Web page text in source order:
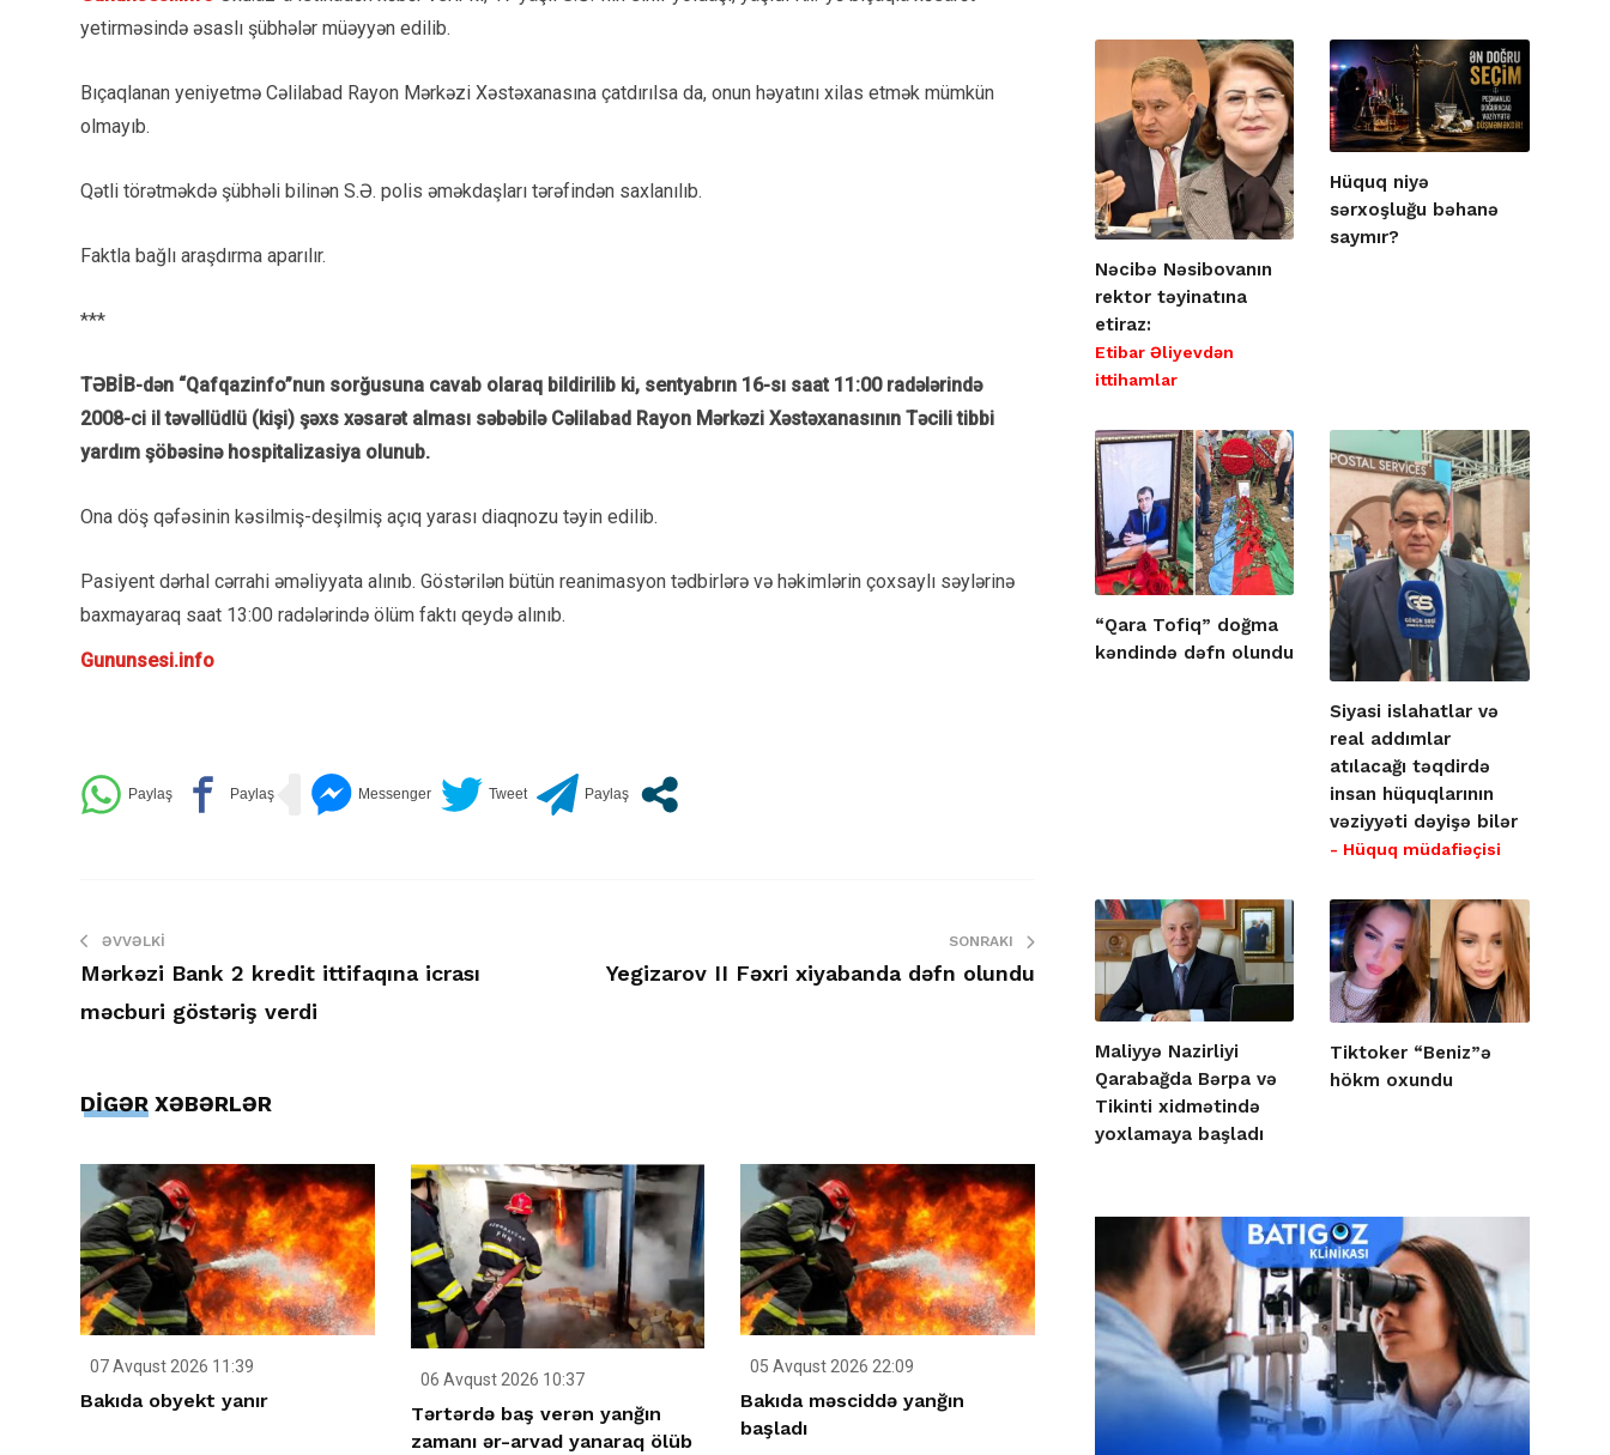
yetirməsində əsaslı şübhələr müəyyən edilib.
Bıçaqlanan yeniyetmə Cəlilabad Rayon Mərkəzi Xəstəxanasına çatdırılsa da, onun həyatını xilas etmək mümkün
olmayıb.
Qətli törətməkdə şübhəli bilinən S.Ə. polis əməkdaşları tərəfindən saxlanılıb.
Faktla bağlı araşdırma aparılır.
***
TƏBİB-dən “Qafqazinfo”nun sorğusuna cavab olaraq bildirilib ki, sentyabrın 16-sı saat 11:00 radələrində
2008-ci il təvəllüdlü (kişi) şəxs xəsarət alması səbəbilə Cəlilabad Rayon Mərkəzi Xəstəxanasının Təcili tibbi
yardım şöbəsinə hospitalizasiya olunub.
Ona döş qəfəsinin kəsilmiş-deşilmiş açıq yarası diaqnozu təyin edilib.
Pasiyent dərhal cərrahi əməliyyata alınıb. Göstərilən bütün reanimasyon tədbirlərə və həkimlərin çoxsaylı səylərinə
baxmayaraq saat 13:00 radələrində ölüm faktı qeydə alınıb.
Gununsesi.info
ƏVVƏLKI
Mərkəzi Bank 2 kredit ittifaqına icrası
məcburi göstəriş verdi
SONRAKI
Yegizarov II Fəxri xiyabanda dəfn olundu
DİGƏR XƏBƏRLƏR
07 Avqust 2026 11:39
Bakıda obyekt yanır
06 Avqust 2026 10:37
Tərtərdə baş verən yanğın
zamanı ər-arvad yanaraq ölüb
05 Avqust 2026 22:09
Bakıda məsciddə yanğın
başladı
Nəcibə Nəsibovanın
rektor təyinatına
etiraz:
Etibar Əliyevdən
ittihamlar
Hüquq niyə
sərxoşluğu bəhanə
saymır?
“Qara Tofiq” doğma
kəndində dəfn olundu
Siyasi islahatlar və
real addımlar
atılacağı təqdirdə
insan hüquqlarının
vəziyyəti dəyişə bilər
- Hüquq müdafiəçisi
Maliyyə Nazirliyi
Qarabağda Bərpa və
Tikinti xidmətində
yoxlamaya başladı
Tiktoker “Beniz”ə
hökm oxundu